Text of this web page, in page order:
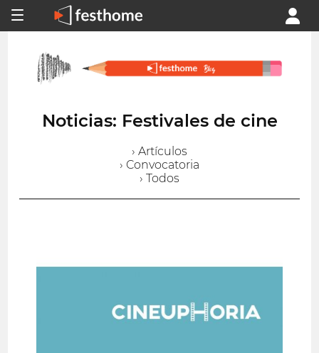
Noticias: Festivales de cine
› Artículos
› Convocatoria
› Todos